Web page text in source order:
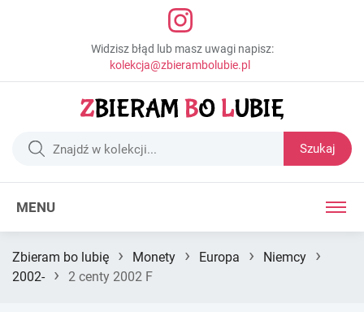
Widzisz błąd lub masz uwagi napisz:
kolekcja@zbierambolubie.pl
Szukaj
MENU
Zbieram bo lubię › Monety › Europa › Niemcy ›
2002- › 2 centy 2002 F